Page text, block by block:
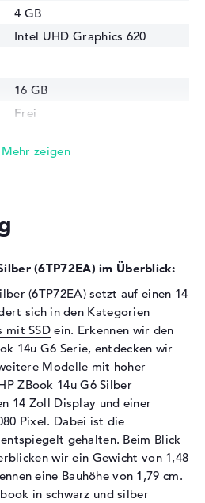
4 GB
Intel UHD Graphics 620
16 GB
Frei
DDR4 SDRAM - PC4-19200 -
ohne Laufwerk
14" TFT
1920 x 1080
Full-HD
Display, entspiegelt, LED-
Hintergrundbeleuchtung, IPS
Panel
(6TP72EA) im Überblick:
(6TP72EA) setzt auf einen 14
sich in den Kategorien
mit SSD ein. Erkennen wir den
14u G6 Serie, entdecken wir
Modelle mit hoher
ZBook 14u G6 Silber
14 Zoll Display und einer
Pixel. Dabei ist die
gehalten. Beim Blick
wir ein Gewicht von 1,48
eine Bauhöhe von 1,79 cm.
in schwarz und silber